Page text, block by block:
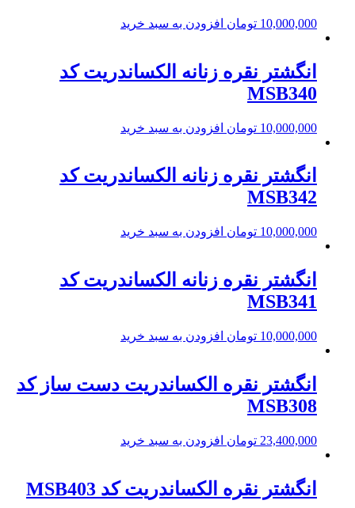
10,000,000 تومان افزودن به سبد خرید
انگشتر نقره زنانه الکساندریت کد
MSB340
10,000,000 تومان افزودن به سبد خرید
انگشتر نقره زنانه الکساندریت کد
MSB342
10,000,000 تومان افزودن به سبد خرید
انگشتر نقره زنانه الکساندریت کد
MSB341
10,000,000 تومان افزودن به سبد خرید
انگشتر نقره الکساندریت دست ساز کد
MSB308
23,400,000 تومان افزودن به سبد خرید
انگشتر نقره الکساندریت کد MSB403